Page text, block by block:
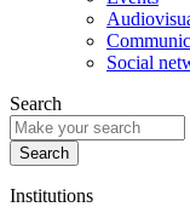
Social
Search
Institutions